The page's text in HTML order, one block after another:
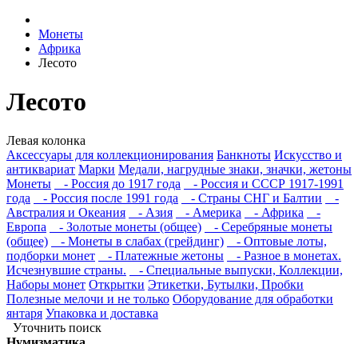
Монеты
Африка
Лесото
Лесото
Левая колонка
Аксессуары для коллекционирования Банкноты Искусство и
антиквариат Марки Медали, нагрудные знаки, значки, жетоны
Монеты
- Россия до 1917 года
- Россия и СССР 1917-1991
года
- Россия после 1991 года - Страны СНГ и Балтии
-
Австралия и Океания
- Азия - Америка - Африка
-
Европа
- Золотые монеты (общее)
- Серебряные монеты
(общее)
- Монеты в слабах (грейдинг)
- Оптовые лоты,
подборки монет
- Платежные жетоны
- Разное в монетах.
Исчезнувшие страны.
- Специальные выпуски, Коллекции,
Наборы монет Открытки Этикетки, Бутылки, Пробки
Полезные мелочи и не только Оборудование для обработки
янтаря Упаковка и доставка
Уточнить поиск